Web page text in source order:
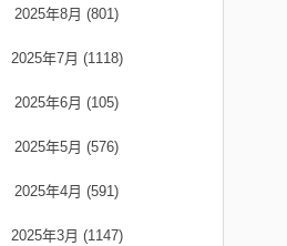
2025年8月 (801)
2025年7月 (1118)
2025年6月 (105)
2025年5月 (576)
2025年4月 (591)
2025年3月 (1147)